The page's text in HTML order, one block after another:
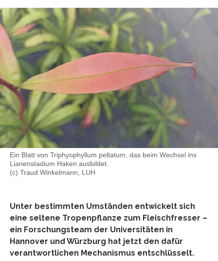
Ein Blatt von Triphyophyllum peltatum, das beim Wechsel ins
Lianenstadium Haken ausbildet.
(c) Traud Winkelmann, LUH
Unter bestimmten Umständen entwickelt sich
eine seltene Tropenpflanze zum Fleischfresser –
ein Forschungsteam der Universitäten in
Hannover und Würzburg hat jetzt den dafür
verantwortlichen Mechanismus entschlüsselt.